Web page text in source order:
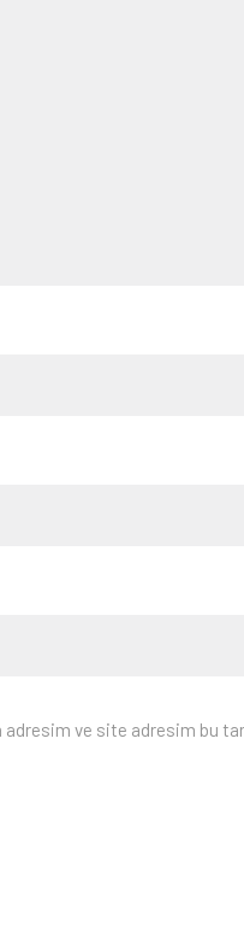
adresim ve site adresim bu